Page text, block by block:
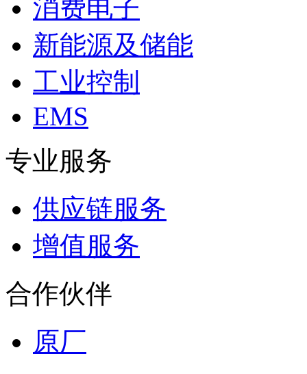
消费电子
新能源及储能
工业控制
EMS
专业服务
供应链服务
增值服务
合作伙伴
原厂